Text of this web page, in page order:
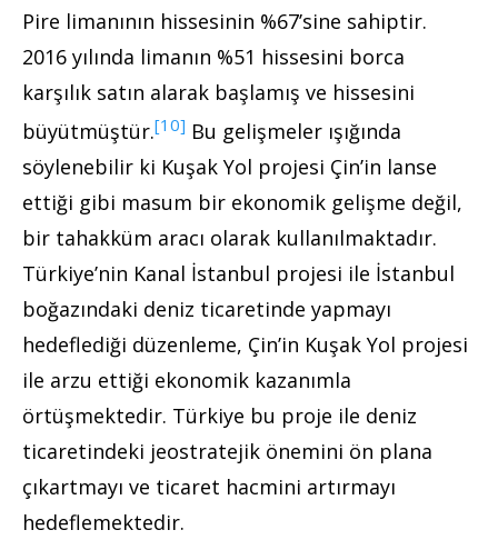
Pire limanının hissesinin %67’sine sahiptir.
2016 yılında limanın %51 hissesini borca
karşılık satın alarak başlamış ve hissesini
büyütmüştür.[10] Bu gelişmeler ışığında
söylenebilir ki Kuşak Yol projesi Çin’in lanse
ettiği gibi masum bir ekonomik gelişme değil,
bir tahakküm aracı olarak kullanılmaktadır.
Türkiye’nin Kanal İstanbul projesi ile İstanbul
boğazındaki deniz ticaretinde yapmayı
hedeflediği düzenleme, Çin’in Kuşak Yol projesi
ile arzu ettiği ekonomik kazanımla
örtüşmektedir. Türkiye bu proje ile deniz
ticaretindeki jeostratejik önemini ön plana
çıkartmayı ve ticaret hacmini artırmayı
hedeflemektedir.